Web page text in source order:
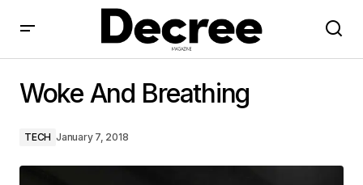
Woke And Breathing
TECH January 7, 2018